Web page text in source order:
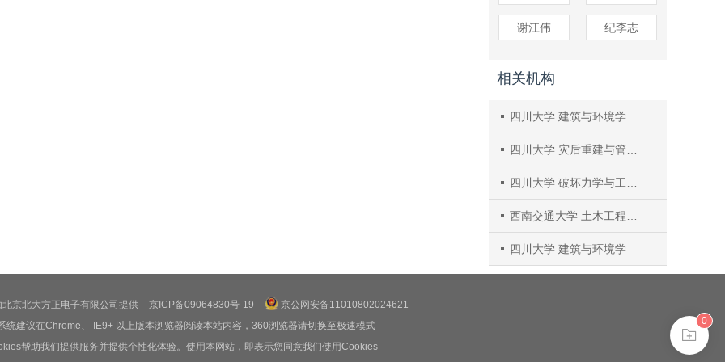
谢江伟 纪李志
相关机构
四川大学 建筑与环境学院 深地科学与工程教育部重点实验室
四川大学 灾后重建与管理学院
四川大学 破坏力学与工程防灾减灾四川省重点实验室
西南交通大学 土木工程学院
四川大学 建筑与环境学
京北大方正电子有限公司提供 京ICP备09064830号-19
京公网安备11010802024621
统建议在Chrome、 IE9+ 以上版本浏览器阅读本站内容，360浏览器请切换至极速模式
帮助我们提供服务并提供个性化体验。使用本网站，即表示您同意我们使用Cookies
0